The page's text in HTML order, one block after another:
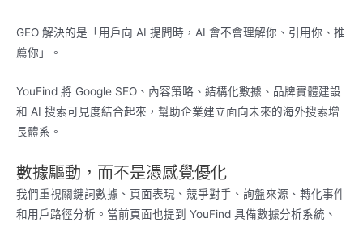
GEO 解決的是「用戶向 AI 提問時，AI 會不會理解你、引用你、推
薦你」。
YouFind 將 Google SEO、內容策略、結構化數據、品牌實體建設
和 AI 搜索可見度結合起來，幫助企業建立面向未來的海外搜索增
長體系。
數據驅動，而不是憑感覺優化
我們重視關鍵詞數據、頁面表現、競爭對手、詢盤來源、轉化事件
和用戶路徑分析。當前頁面也提到 YouFind 具備數據分析系統、